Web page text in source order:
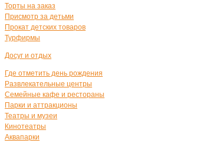
Торты на заказ
Присмотр за детьми
Прокат детских товаров
Турфирмы
Досуг и отдых
Где отметить день рождения
Развлекательные центры
Семейные кафе и рестораны
Парки и аттракционы
Театры и музеи
Кинотеатры
Аквапарки